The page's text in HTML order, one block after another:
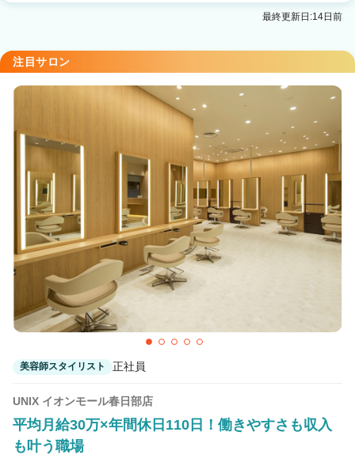
最終更新日:14日前
注目サロン
美容師スタイリスト 正社員
UNIX イオンモール春日部店
平均月給30万×年間休日110日！働きやすさも収入
も叶う職場